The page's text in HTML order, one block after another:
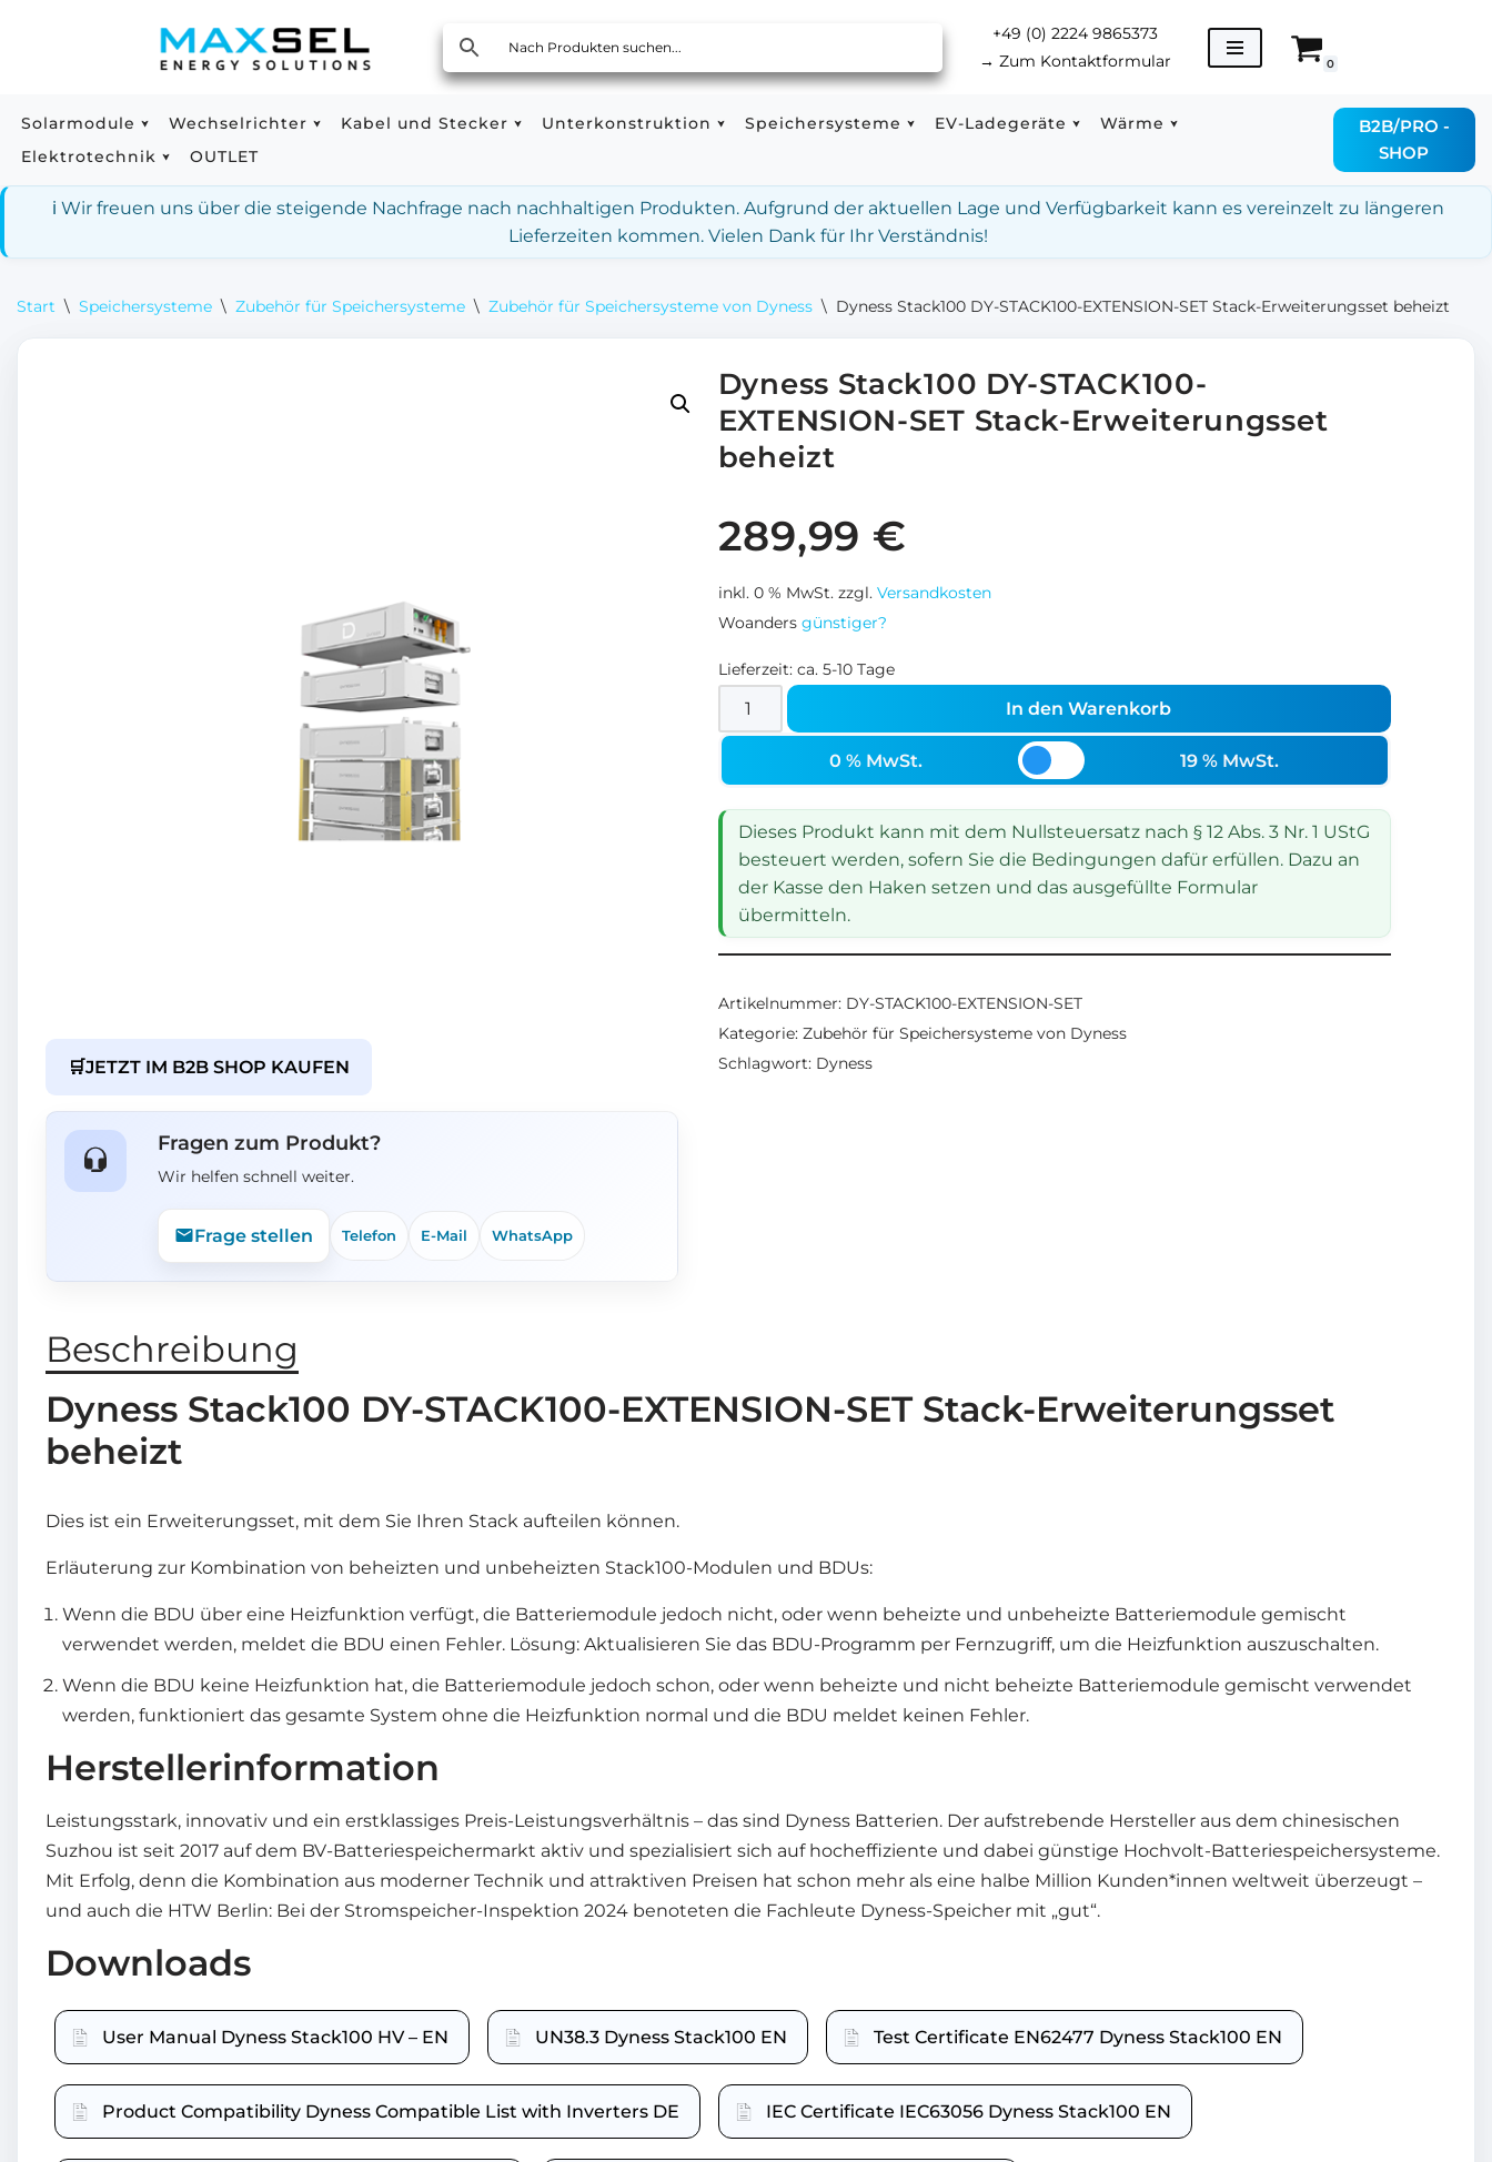
springen
+49 (0) 2224 9865373
→ Zum Kontaktformular 0
Solarmodule Wechselrichter Kabel und Stecker Unterkonstruktion Speichersysteme EV-Ladegeräte
Wärme
Elektrotechnik
OUTLET
B2B/PRO -
SHOP
ℹ️ Wir freuen uns über die steigende Nachfrage nach nachhaltigen Produkten. Aufgrund der aktuellen Lage und Verfügbarkeit kann es vereinzelt zu längeren
Lieferzeiten kommen. Vielen Dank für Ihr Verständnis!
Start \ Speichersysteme \ Zubehör für Speichersysteme \ Zubehör für Speichersysteme von Dyness \ Dyness Stack100 DY-STACK100-EXTENSION-SET Stack-Erweiterungsset beheizt
🛒JETZT IM B2B SHOP KAUFEN
Fragen zum Produkt?
Wir helfen schnell weiter.
Frage stellen Telefon E-Mail WhatsApp
Dyness Stack100 DY-STACK100-
EXTENSION-SET Stack-Erweiterungsset
beheizt
289,99 €
inkl. 0 % MwSt. zzgl. Versandkosten
Woanders günstiger?
Lieferzeit: ca. 5-10 Tage
In den Warenkorb
0 % MwSt. 19 % MwSt.
Dieses Produkt kann mit dem Nullsteuersatz nach § 12 Abs. 3 Nr. 1 UStG
besteuert werden, sofern Sie die Bedingungen dafür erfüllen. Dazu an
der Kasse den Haken setzen und das ausgefüllte Formular
übermitteln.
Artikelnummer: DY-STACK100-EXTENSION-SET
Kategorie: Zubehör für Speichersysteme von Dyness
Schlagwort: Dyness
Beschreibung
Dyness Stack100 DY-STACK100-EXTENSION-SET Stack-Erweiterungsset
beheizt
Dies ist ein Erweiterungsset, mit dem Sie Ihren Stack aufteilen können.
Erläuterung zur Kombination von beheizten und unbeheizten Stack100-Modulen und BDUs:
Wenn die BDU über eine Heizfunktion verfügt, die Batteriemodule jedoch nicht, oder wenn beheizte und unbeheizte Batteriemodule gemischt
verwendet werden, meldet die BDU einen Fehler. Lösung: Aktualisieren Sie das BDU-Programm per Fernzugriff, um die Heizfunktion auszuschalten.
Wenn die BDU keine Heizfunktion hat, die Batteriemodule jedoch schon, oder wenn beheizte und nicht beheizte Batteriemodule gemischt verwendet
werden, funktioniert das gesamte System ohne die Heizfunktion normal und die BDU meldet keinen Fehler.
Herstellerinformation
Leistungsstark, innovativ und ein erstklassiges Preis-Leistungsverhältnis – das sind Dyness Batterien. Der aufstrebende Hersteller aus dem chinesischen
Suzhou ist seit 2017 auf dem BV-Batteriespeichermarkt aktiv und spezialisiert sich auf hocheffiziente und dabei günstige Hochvolt-Batteriespeichersysteme.
Mit Erfolg, denn die Kombination aus moderner Technik und attraktiven Preisen hat schon mehr als eine halbe Million Kunden*innen weltweit überzeugt –
und auch die HTW Berlin: Bei der Stromspeicher-Inspektion 2024 benoteten die Fachleute Dyness-Speicher mit „gut“.
Downloads
User Manual Dyness Stack100 HV – EN UN38.3 Dyness Stack100 EN Test Certificate EN62477 Dyness Stack100 EN
Product Compatibility Dyness Compatible List with Inverters DE IEC Certificate IEC63056 Dyness Stack100 EN